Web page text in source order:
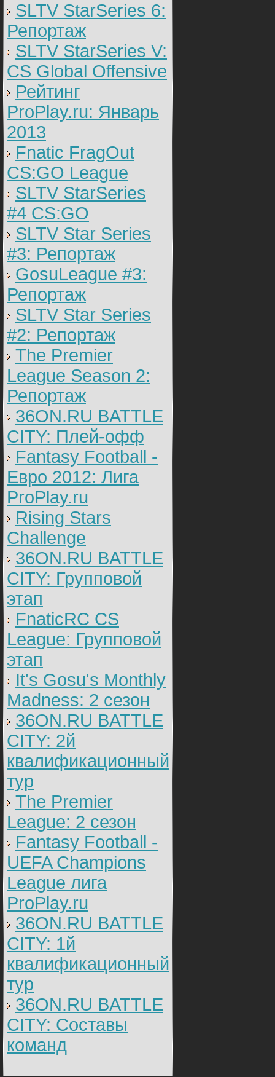
SLTV StarSeries 6:
Репортаж
SLTV StarSeries V:
CS Global Offensive
Рейтинг
ProPlay.ru: Январь
2013
Fnatic FragOut
CS:GO League
SLTV StarSeries
#4 CS:GO
SLTV Star Series
#3: Репортаж
GosuLeague #3:
Репортаж
SLTV Star Series
#2: Репортаж
The Premier
League Season 2:
Репортаж
36ON.RU BATTLE
CITY: Плей-офф
Fantasy Football -
Евро 2012: Лига
ProPlay.ru
Rising Stars
Challenge
36ON.RU BATTLE
CITY: Групповой
этап
FnaticRC CS
League: Групповой
этап
It's Gosu's Monthly
Madness: 2 сезон
36ON.RU BATTLE
CITY: 2й
квалификационный
тур
The Premier
League: 2 cезон
Fantasy Football -
UEFA Champions
League лига
ProPlay.ru
36ON.RU BATTLE
CITY: 1й
квалификационный
тур
36ON.RU BATTLE
CITY: Составы
команд